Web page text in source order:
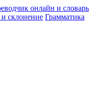
и склонение Грамматика